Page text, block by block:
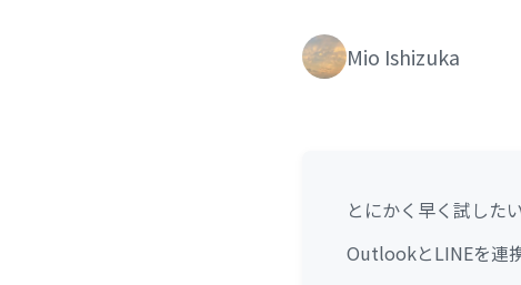
Mio Ishizuka
とにかく早く試した
OutlookとLINEを連